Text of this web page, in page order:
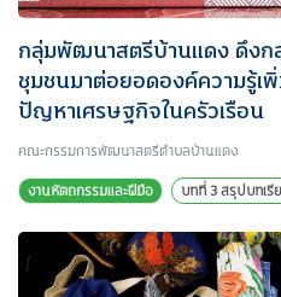
กลุ่มพัฒนาสตรีบ้านแดง ดึงก
ชุมชนมาต่อยอดองค์ความรู้
ปัญหาเศรษฐกิจในครัวเรือน
คณะกรรมการพัฒนาสตรีตำบลบ้านแดง
งานหัตถกรรมและฝีมือ
บทที่ 3 สรุปบทเรี